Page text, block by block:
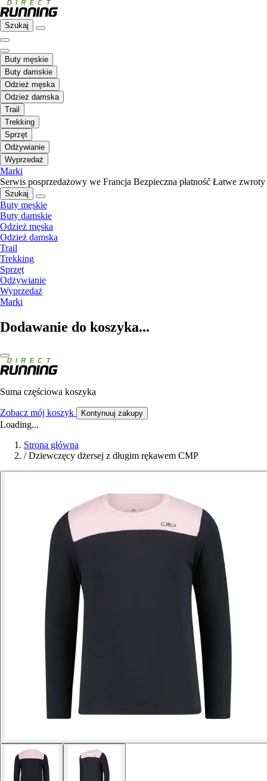
Szukaj
Buty męskie
Buty damskie
Odzież męska
Odzież damska
Trail
Trekking
Sprzęt
Odżywianie
Wyprzedaż
Marki
Serwis posprzedażowy we Francja Bezpieczna płatność Łatwe zwroty
Szukaj
Buty męskie
Buty damskie
Odzież męska
Odzież damska
Trail
Trekking
Sprzęt
Odżywianie
Wyprzedaż
Marki
Dodawanie do koszyka...
Suma częściowa koszyka
Zobacz mój koszyk Kontynuuj zakupy
Loading...
Strona główna
/ Dziewczęcy dżersej z długim rękawem CMP